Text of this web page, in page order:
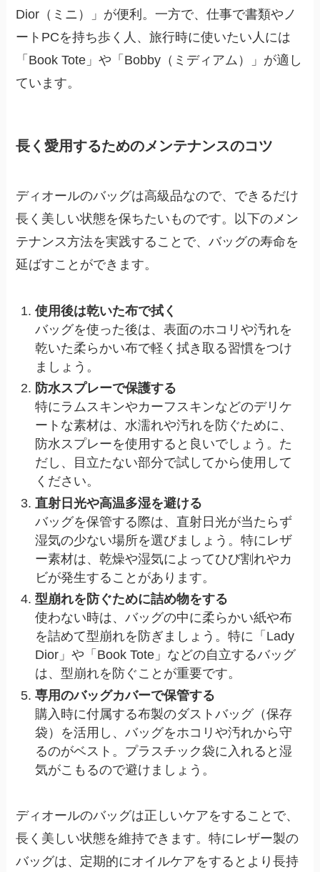
Dior（ミニ）」が便利。一方で、仕事で書類やノ
ートPCを持ち歩く人、旅行時に使いたい人には
「Book Tote」や「Bobby（ミディアム）」が適し
ています。
長く愛用するためのメンテナンスのコツ
ディオールのバッグは高級品なので、できるだけ
長く美しい状態を保ちたいものです。以下のメン
テナンス方法を実践することで、バッグの寿命を
延ばすことができます。
使用後は乾いた布で拭く
バッグを使った後は、表面のホコリや汚れを
乾いた柔らかい布で軽く拭き取る習慣をつけ
ましょう。
防水スプレーで保護する
特にラムスキンやカーフスキンなどのデリケ
ートな素材は、水濡れや汚れを防ぐために、
防水スプレーを使用すると良いでしょう。た
だし、目立たない部分で試してから使用して
ください。
直射日光や高温多湿を避ける
バッグを保管する際は、直射日光が当たらず
湿気の少ない場所を選びましょう。特にレザ
ー素材は、乾燥や湿気によってひび割れやカ
ビが発生することがあります。
型崩れを防ぐために詰め物をする
使わない時は、バッグの中に柔らかい紙や布
を詰めて型崩れを防ぎましょう。特に「Lady
Dior」や「Book Tote」などの自立するバッグ
は、型崩れを防ぐことが重要です。
専用のバッグカバーで保管する
購入時に付属する布製のダストバッグ（保存
袋）を活用し、バッグをホコリや汚れから守
るのがベスト。プラスチック袋に入れると湿
気がこもるので避けましょう。
ディオールのバッグは正しいケアをすることで、
長く美しい状態を維持できます。特にレザー製の
バッグは、定期的にオイルケアをするとより長持